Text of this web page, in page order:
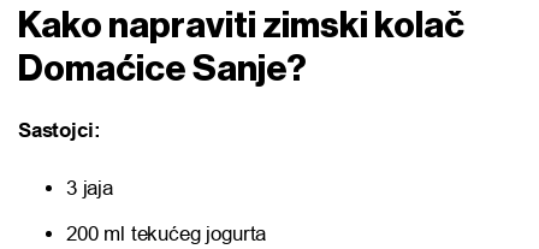
Kako napraviti zimski kolač
Domaćice Sanje?
Sastojci:
3 jaja
200 ml tekućeg jogurta